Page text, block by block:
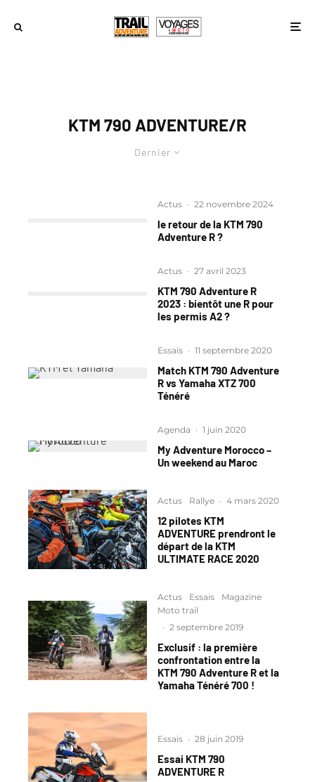
KTM 790 ADVENTURE/R
Dernier
Actus · 22 novembre 2024
le retour de la KTM 790
Adventure R ?
Actus · 27 avril 2023
KTM 790 Adventure R
2023 : bientôt une R pour
les permis A2 ?
Essais · 11 septembre 2020
Match KTM 790 Adventure
R vs Yamaha XTZ 700
Ténéré
Agenda · 1 juin 2020
My Adventure Morocco –
Un weekend au Maroc
Actus Rallye · 4 mars 2020
12 pilotes KTM
ADVENTURE prendront le
départ de la KTM
ULTIMATE RACE 2020
Actus Essais
Magazine
Moto trail
· 2 septembre 2019
Exclusif : la première
confrontation entre la
KTM 790 Adventure R et la
Yamaha Ténéré 700 !
Essais · 28 juin 2019
Essai KTM 790
ADVENTURE R